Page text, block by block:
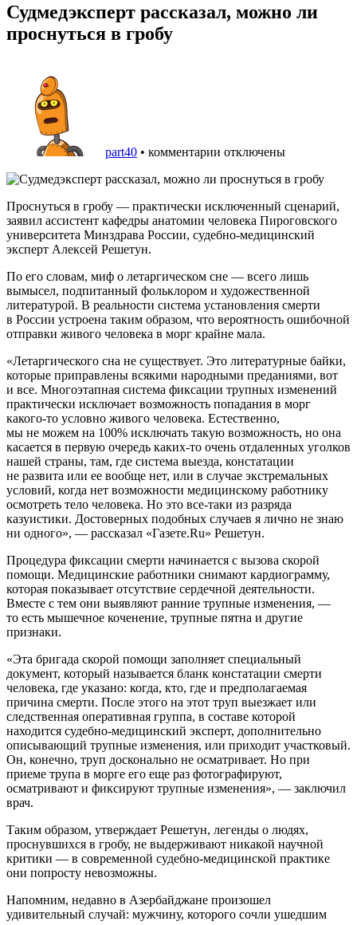
Судмедэксперт рассказал, можно ли
проснуться в гробу
part40 • комментарии отключены
Проснуться в гробу — практически исключенный сценарий,
заявил ассистент кафедры анатомии человека Пироговского
университета Минздрава России, судебно-медицинский
эксперт Алексей Решетун.
По его словам, миф о летаргическом сне — всего лишь
вымысел, подпитанный фольклором и художественной
литературой. В реальности система установления смерти
в России устроена таким образом, что вероятность ошибочной
отправки живого человека в морг крайне мала.
«Летаргического сна не существует. Это литературные байки,
которые приправлены всякими народными преданиями, вот
и все. Многоэтапная система фиксации трупных изменений
практически исключает возможность попадания в морг
какого-то условно живого человека. Естественно,
мы не можем на 100% исключать такую возможность, но она
касается в первую очередь каких-то очень отдаленных уголков
нашей страны, там, где система выезда, констатации
не развита или ее вообще нет, или в случае экстремальных
условий, когда нет возможности медицинскому работнику
осмотреть тело человека. Но это все-таки из разряда
казуистики. Достоверных подобных случаев я лично не знаю
ни одного», — рассказал «Газете.Ru» Решетун.
Процедура фиксации смерти начинается с вызова скорой
помощи. Медицинские работники снимают кардиограмму,
которая показывает отсутствие сердечной деятельности.
Вместе с тем они выявляют ранние трупные изменения, —
то есть мышечное коченение, трупные пятна и другие
признаки.
«Эта бригада скорой помощи заполняет специальный
документ, который называется бланк констатации смерти
человека, где указано: когда, кто, где и предполагаемая
причина смерти. После этого на этот труп выезжает или
следственная оперативная группа, в составе которой
находится судебно-медицинский эксперт, дополнительно
описывающий трупные изменения, или приходит участковый.
Он, конечно, труп досконально не осматривает. Но при
приеме трупа в морге его еще раз фотографируют,
осматривают и фиксируют трупные изменения», — заключил
врач.
Таким образом, утверждает Решетун, легенды о людях,
проснувшихся в гробу, не выдерживают никакой научной
критики — в современной судебно-медицинской практике
они попросту невозможны.
Напомним, недавно в Азербайджане произошел
удивительный случай: мужчину, которого сочли ушедшим